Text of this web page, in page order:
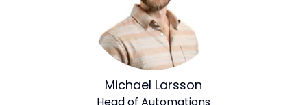
Michael Larsson